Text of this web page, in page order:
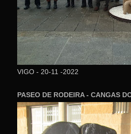
VIGO - 20-11 -2022
PASEO DE RODEIRA - CANGAS